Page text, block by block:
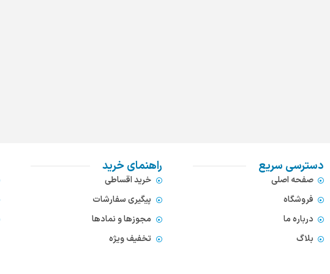
دسترسی سریع
صفحه اصلی
فروشگاه
درباره ما
بلاگ
راهنمای خرید
خرید اقساطی
پیگیری سفارشات
مجوزها و نمادها
تخفیف ویژه